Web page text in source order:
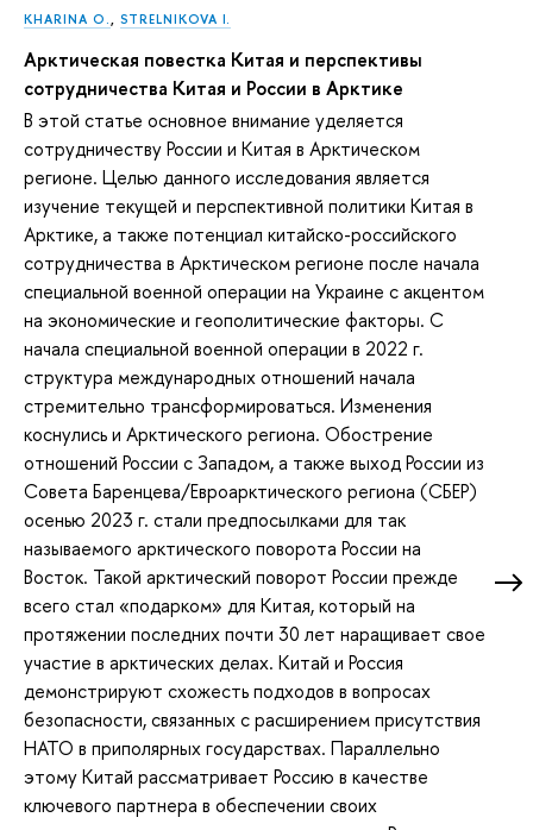
KHARINA O.
STRELNIKOVA I.
Арктическая повестка Китая и перспективы
сотрудничества Китая и России в Арктике
В этой статье основное внимание уделяется
сотрудничеству России и Китая в Арктическом
регионе. Целью данного исследования является
изучение текущей и перспективной политики Китая в
Арктике, а также потенциал китайско-российского
сотрудничества в Арктическом регионе после начала
специальной военной операции на Украине с акцентом
на экономические и геополитические факторы. С
начала специальной военной операции в 2022 г.
структура международных отношений начала
стремительно трансформироваться. Изменения
коснулись и Арктического региона. Обострение
отношений России с Западом, а также выход России из
Совета Баренцева/Евроарктического региона (СБЕР)
осенью 2023 г. стали предпосылками для так
называемого арктического поворота России на
Восток. Такой арктический поворот России прежде
всего стал «подарком» для Китая, который на
протяжении последних почти 30 лет наращивает свое
участие в арктических делах. Китай и Россия
демонстрируют схожесть подходов в вопросах
безопасности, связанных с расширением присутствия
НАТО в приполярных государствах. Параллельно
этому Китай рассматривает Россию в качестве
ключевого партнера в обеспечении своих